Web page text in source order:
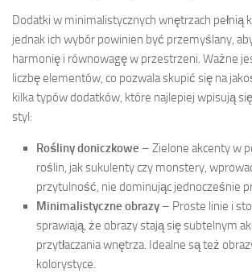
Dodatki w minimalistycznych wnętrzach pełnią
jednak ich wybór powinien być przemyślany,
harmonię i równowagę w przestrzeni. Ważne
liczbę elementów, co pozwala skupić się na
kilka typów dodatków, które najlepiej wpisują
styl:
Rośliny doniczkowe – Zielone akcenty w
roślin, jak sukulenty czy monstery,
przytulność, nie dominując jednocześnie
Minimalistyczne obrazy – Proste linie i
sprawiają, że obrazy stają się subtelnym
przytłaczania wnętrza. Idealne są też
kolorystyce.